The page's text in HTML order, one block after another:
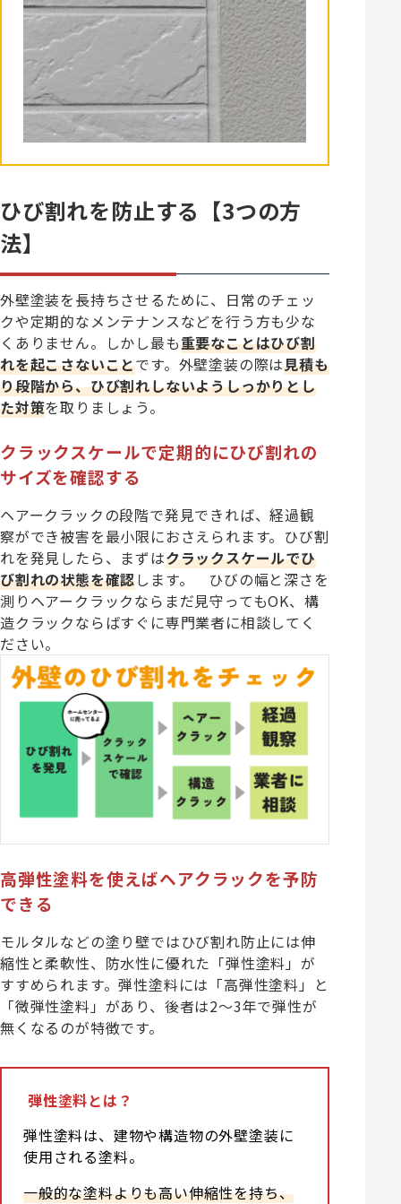
ひび割れを防止する【3つの方
法】
外壁塗装を長持ちさせるために、日常のチェッ
クや定期的なメンテナンスなどを行う方も少な
くありません。しかし最も重要なことはひび割
れを起こさないことです。外壁塗装の際は見積も
り段階から、ひび割れしないようしっかりとし
た対策を取りましょう。
クラックスケールで定期的にひび割れの
サイズを確認する
ヘアークラックの段階で発見できれば、経過観
察ができ被害を最小限におさえられます。ひび割
れを発見したら、まずはクラックスケールでひ
び割れの状態を確認します。 ひびの幅と深さを
測りヘアークラックならまだ見守ってもOK、構
造クラックならばすぐに専門業者に相談してく
ださい。
高弾性塗料を使えばヘアクラックを予防
できる
モルタルなどの塗り壁ではひび割れ防止には伸
縮性と柔軟性、防水性に優れた「弾性塗料」が
すすめられます。弾性塗料には「高弾性塗料」と
「微弾性塗料」があり、後者は2〜3年で弾性が
無くなるのが特徴です。
弾性塗料とは？
弾性塗料は、建物や構造物の外壁塗装に
使用される塗料。
一般的な塗料よりも高い伸縮性を持ち、